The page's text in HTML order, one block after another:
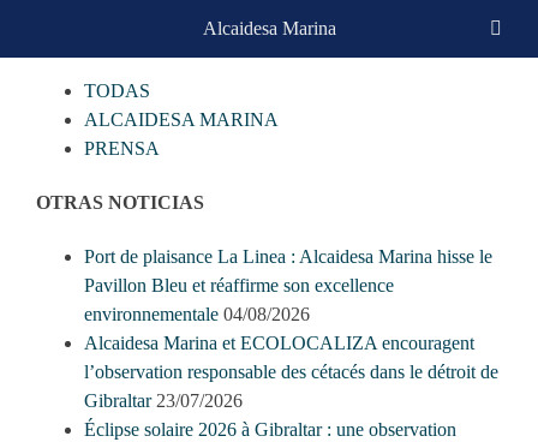
CATEGORIAS
TODAS
ALCAIDESA MARINA
PRENSA
OTRAS NOTICIAS
Port de plaisance La Linea : Alcaidesa Marina hisse le
Pavillon Bleu et réaffirme son excellence
environnementale 04/08/2026
Alcaidesa Marina et ECOLOCALIZA encouragent
l’observation responsable des cétacés dans le détroit de
Gibraltar 23/07/2026
Éclipse solaire 2026 à Gibraltar : une observation
Alcaidesa Marina